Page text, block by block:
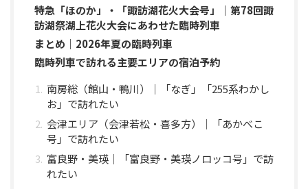
特急「ほのか」・「諏訪湖花火大会号」｜第78回諏
訪湖祭湖上花火大会にあわせた臨時列車
まとめ｜2026年夏の臨時列車
臨時列車で訪れる主要エリアの宿泊予約
南房総（館山・鴨川）｜「なぎ」「255系わかし
お」で訪れたい
会津エリア（会津若松・喜多方）｜「あかべこ
号」で訪れたい
富良野・美瑛｜「富良野・美瑛ノロッコ号」で訪
れたい